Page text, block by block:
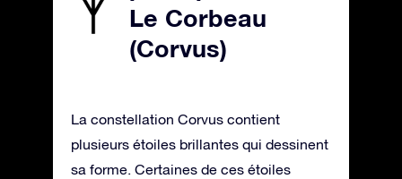
Le Corbeau
(Corvus)
La constellation Corvus contient
plusieurs étoiles brillantes qui dessinent
sa forme. Certaines de ces étoiles